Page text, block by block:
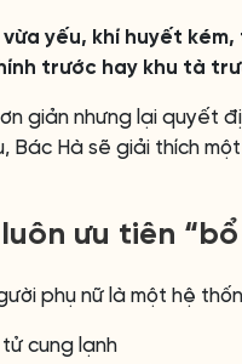
vừa yếu, khí huyết
trước hay khu tà
giản nhưng lại quyết
Bác Hà sẽ giải thích
ưu tiên
phụ nữ là một hệ
cung lạnh